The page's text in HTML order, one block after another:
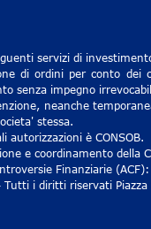
servizi di
di ordini per conto
senza impegno
neanche
stessa.
autorizzazioni è CONSOB.
e coordinamento della
Finanziarie
i diritti riservati